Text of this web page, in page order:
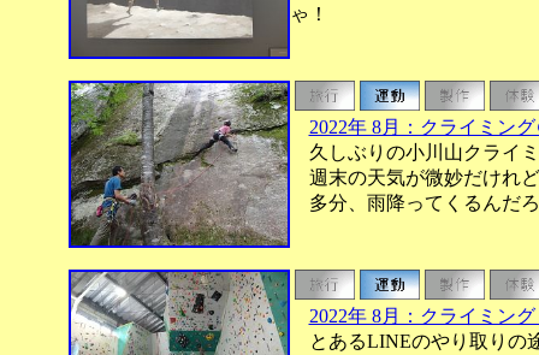
ゃ！
2022年 8月：クライミン
久しぶりの小川山クライ
週末の天気が微妙だけれ
多分、雨降ってくるんだ
2022年 8月：クライミン
とあるLINEのやり取りの